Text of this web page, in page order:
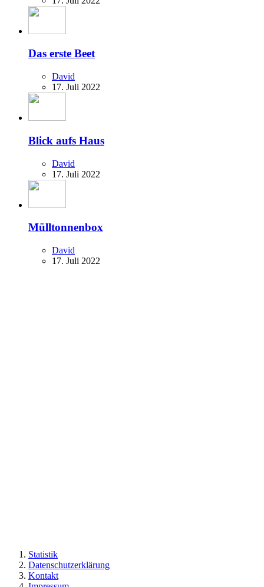
Das erste Beet
David
17. Juli 2022
Blick aufs Haus
David
17. Juli 2022
Mülltonnenbox
David
17. Juli 2022
Statistik
Datenschutzerklärung
Kontakt